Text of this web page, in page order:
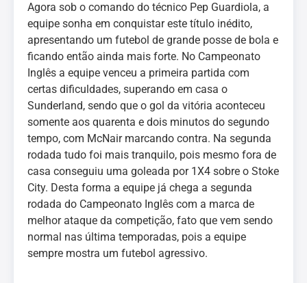
Agora sob o comando do técnico Pep Guardiola, a
equipe sonha em conquistar este título inédito,
apresentando um futebol de grande posse de bola e
ficando então ainda mais forte. No Campeonato
Inglês a equipe venceu a primeira partida com
certas dificuldades, superando em casa o
Sunderland, sendo que o gol da vitória aconteceu
somente aos quarenta e dois minutos do segundo
tempo, com McNair marcando contra. Na segunda
rodada tudo foi mais tranquilo, pois mesmo fora de
casa conseguiu uma goleada por 1X4 sobre o Stoke
City. Desta forma a equipe já chega a segunda
rodada do Campeonato Inglês com a marca de
melhor ataque da competição, fato que vem sendo
normal nas última temporadas, pois a equipe
sempre mostra um futebol agressivo.